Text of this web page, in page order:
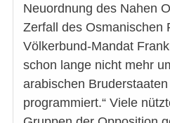
Neuordnung des Nahen
Zerfall des Osmanischen
Völkerbund-Mandat
schon lange nicht mehr
arabischen
programmiert.“ Viele